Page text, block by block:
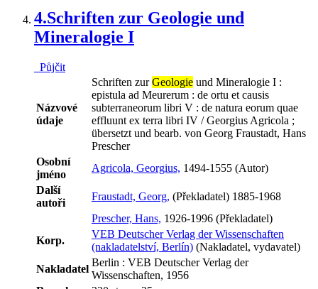
4.Schriften zur Geologie und
Mineralogie I
Půjčit
Názvové
údaje
Schriften zurGeologie und Mineralogie I :
epistula ad Meurerum : de ortu et causis
subterraneorum libri V : de natura eorum quae
effluunt ex terra libri IV / Georgius Agricola ;
übersetzt und bearb. von Georg Fraustadt, Hans
Prescher
Osobní
jméno
Agricola, Georgius, 1494-1555 (Autor)
Další
autoři
Fraustadt, Georg, (Překladatel) 1885-1968
Prescher, Hans, 1926-1996 (Překladatel)
Korp.
VEB Deutscher Verlag der Wissenschaften
(nakladatelství, Berlín) (Nakladatel, vydavatel)
Nakladatel
Berlin : VEB Deutscher Verlag der
Wissenschaften, 1956